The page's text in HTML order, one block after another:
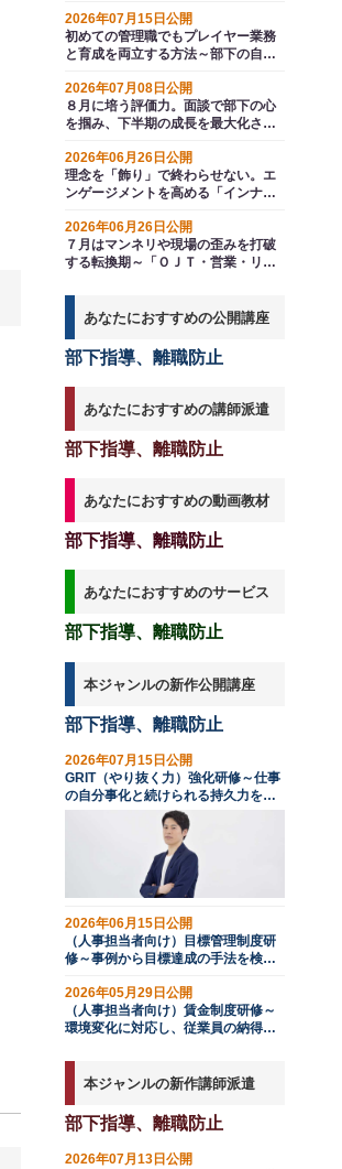
2026年07月15日公開
初めての管理職でもプレイヤー業務
と育成を両立する方法～部下の自律
2026年07月08日公開
８月に培う評価力。面談で部下の心
を掴み、下半期の成長を最大化させ
2026年06月26日公開
理念を「飾り」で終わらせない。エ
ンゲージメントを高める「インナー
2026年06月26日公開
７月はマンネリや現場の歪みを打破
する転換期～「ＯＪＴ・営業・リー
込む
あなたにおすすめの公開講座
部下指導、離職防止
あなたにおすすめの講師派遣
部下指導、離職防止
あなたにおすすめの動画教材
部下指導、離職防止
あなたにおすすめのサービス
部下指導、離職防止
本ジャンルの新作公開講座
部下指導、離職防止
2026年07月15日公開
GRIT（やり抜く力）強化研修～仕事
の自分事化と続けられる持久力を育
む
2026年06月15日公開
（人事担当者向け）目標管理制度研
修～事例から目標達成の手法を検討
2026年05月29日公開
（人事担当者向け）賃金制度研修～
環境変化に対応し、従業員の納得感
本ジャンルの新作講師派遣
部下指導、離職防止
2026年07月13日公開